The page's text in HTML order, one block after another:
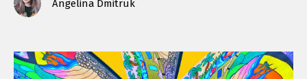
Angelina Dmitruk